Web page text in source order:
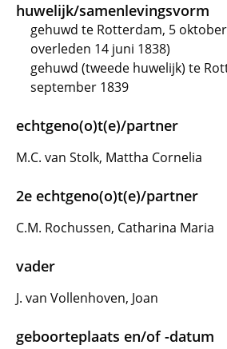
huwelijk/samenlevingsvorm
gehuwd te Rotterdam, 5
overleden 14 juni 1838)
gehuwd (tweede huwelijk) te
september 1839
echtgeno(o)t(e)/partner
M.C. van Stolk, Mattha Cornelia
2e echtgeno(o)t(e)/partner
C.M. Rochussen, Catharina Maria
vader
J. van Vollenhoven, Joan
geboorteplaats en/of -datum